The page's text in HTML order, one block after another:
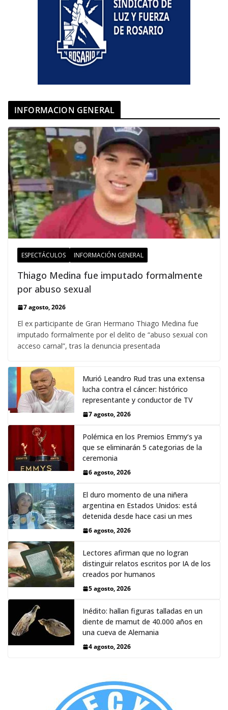
INFORMACION GENERAL
ESPECTÁCULOS INFORMACIÓN GENERAL
Thiago Medina fue imputado formalmente
por abuso sexual
7 agosto, 2026
El ex participante de Gran Hermano Thiago Medina fue
imputado formalmente por el delito de “abuso sexual con
acceso carnal”, tras la denuncia presentada
Murió Leandro Rud tras una extensa
lucha contra el cáncer: histórico
representante y conductor de TV
7 agosto, 2026
Polémica en los Premios Emmy‘s ya
que se eliminarán 5 categorias de la
ceremonia
6 agosto, 2026
El duro momento de una niñera
argentina en Estados Unidos: está
detenida desde hace casi un mes
6 agosto, 2026
Lectores afirman que no logran
distinguir relatos escritos por IA de los
creados por humanos
5 agosto, 2026
Inédito: hallan figuras talladas en un
diente de mamut de 40.000 años en
una cueva de Alemania
4 agosto, 2026